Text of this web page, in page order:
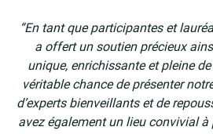
“En tant que participantes et
a offert un soutien précieux
unique, enrichissante et pleine
véritable chance de présenter
d’experts bienveillants et de
avez également un lieu convivial à